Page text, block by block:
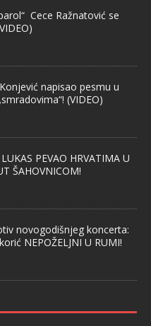
Cece Ražnatović se
napisao pesmu u
(VIDEO)
PEVAO HRVATIMA U
ŠAHOVNICOM!
novogodišnjeg koncerta:
NEPOŽELJNI U RUMI!